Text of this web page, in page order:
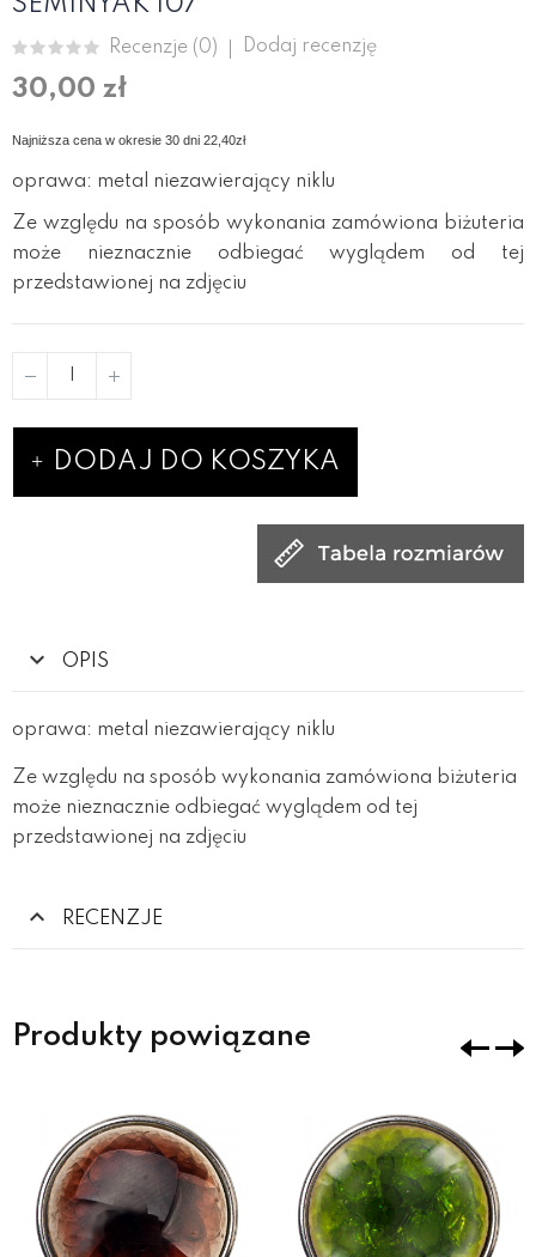
Recenzje (0) Dodaj recenzję
30,00 zł
Najniższa cena w okresie 30 dni 22,40zł
oprawa: metal niezawierający niklu
Ze względu na sposób wykonania zamówiona biżuteria
może nieznacznie odbiegać wyglądem od tej
przedstawionej na zdjęciu
DODAJ DO KOSZYKA
OPIS
oprawa: metal niezawierający niklu
Ze względu na sposób wykonania zamówiona biżuteria
może nieznacznie odbiegać wyglądem od tej
przedstawionej na zdjęciu
RECENZJE
Produkty powiązane